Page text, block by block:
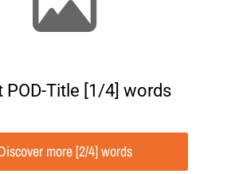
POD-Title [1/4] words
more [2/4] words